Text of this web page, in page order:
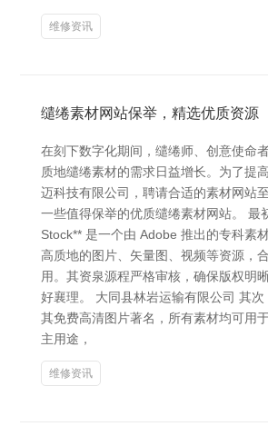
维修资讯
缱绻素材网站保举，精选优质资源
在刻下数字化期间，缱绻师、创意使命
质地缱绻素材的需求日益增长。为了提
迈科技有限公司，聘请合适的素材网站
一些值得保举的优质缱绻素材网站。 最
Stock** 是一个由 Adobe 推出的专科素
高质地的图片、矢量图、视频等资源，
用。其资泉源程严格审核，确保版权明
好襄理。 大同县林岩运输有限公司 其次
其免费高清图片著名，所有素材均可用
主用途，
维修资讯